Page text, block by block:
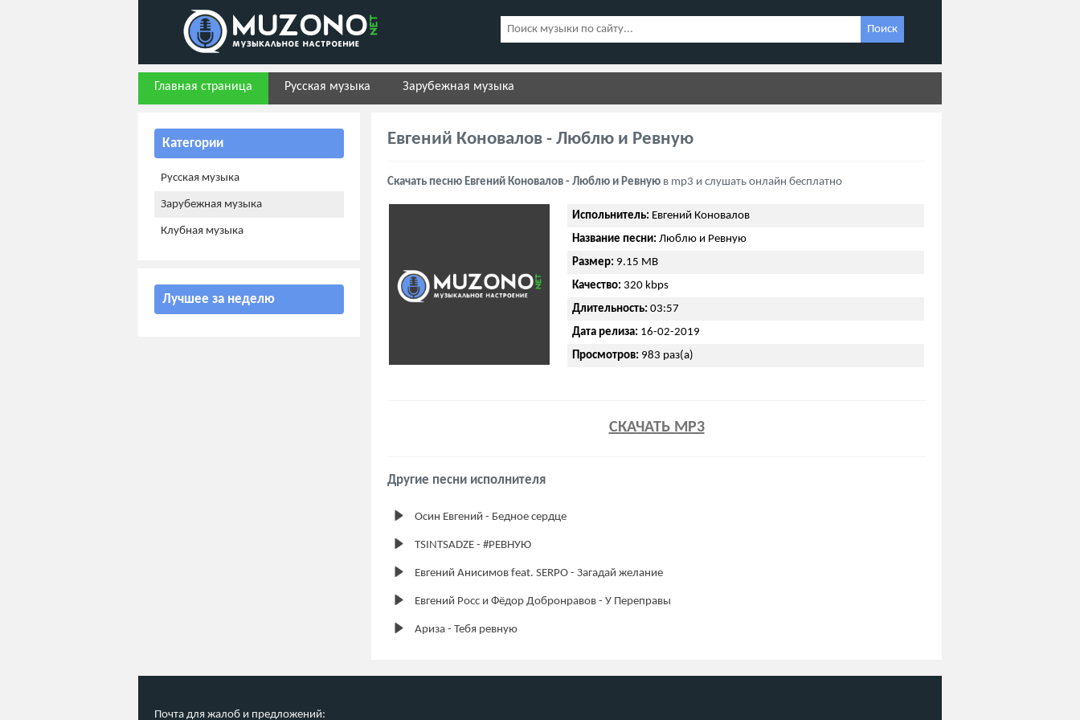
Поиск
Главная страница Русская музыка Зарубежная музыка
Евгений Коновалов - Люблю и Ревную
Скачать песню Евгений Коновалов - Люблю и Ревную в mp3 и слушать онлайн бесплатно
Испольнитель: Евгений Коновалов
Название песни: Люблю и Ревную
Размер: 9.15 MB
Качество: 320 kbps
Длительность: 03:57
Дата релиза: 16-02-2019
Просмотров: 983 раз(а)
СКАЧАТЬ MP3
Другие песни исполнителя
Осин Евгений - Бедное сердце
TSINTSADZE - #РЕВНУЮ
Евгений Анисимов feat. SERPO - Загадай желание
Евгений Росс и Фёдор Добронравов - У Переправы
Ариза - Тебя ревную
Категории
Русская музыка
Зарубежная музыка
Клубная музыка
Лучшее за неделю
Почта для жалоб и предложений: